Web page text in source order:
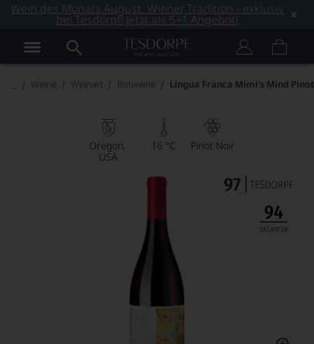
Wein des Monats August: Wiener Tradition - exklusiv
bei Tesdorpf! Jetzt als 5+1 Angebot!
Weine Weinart Rotweine Lingua Franca Mimi's Mind
Oregon
USA
16 °C Pinot Noir